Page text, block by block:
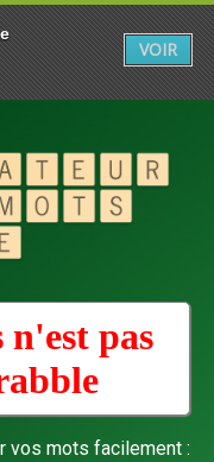
pas
vos mots facilement :
VOIR